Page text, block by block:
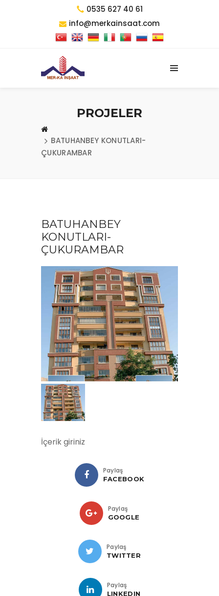
0535 627 40 61
info@merkainsaat.com
PROJELER
BATUHANBEY KONUTLARI-
ÇUKURAMBAR
BATUHANBEY
KONUTLARI-
ÇUKURAMBAR
İçerik giriniz
Paylaş
FACEBOOK
Paylaş
GOOGLE
Paylaş
TWITTER
Paylaş
LINKEDIN